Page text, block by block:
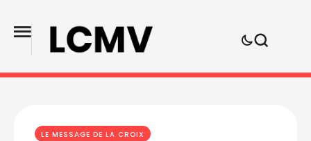
LE MESSAGE DE LA CROIX